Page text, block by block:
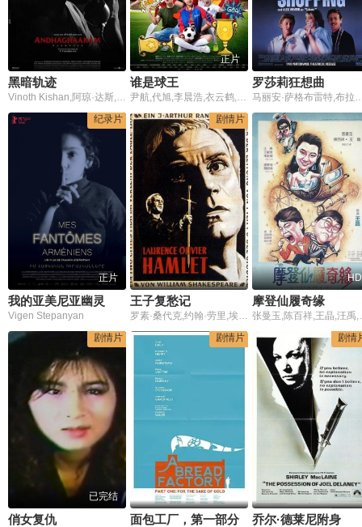
黑暗轨迹
Vinoth Kishan,阿琼·达斯,普嘉·拉玛钱德兰,Kumar Natarajan,Misha Ghoshal,Jeeva Ravi,Rail Ravi,Mahendra Mullath,Arul Vincent,Vijithan,Pradeep Kalipurayath,Manoj Mullath
正片
谁是球王
尹航,代旭,李晨浩,衣云鹤,张隽溢,白金泊,白一弘,解至腾,张斌,韩乔生,贺炜,朱晓雨,王楠,刘嘉远,李铁,杨晨,李毅,邵佳一,符宾,翁晓萌
罗莎莉狂想曲
马丽安·萨格布雷特,布拉德·戴维斯,
纪录片
正片
我的亚美尼亚幽灵
Vigen Stepanyan
剧情片
王子复愁记
罗素·桑代克,约翰·劳里,埃斯蒙德·奈特,托尼·塔弗,劳伦斯·奥利弗,泰伦斯·摩根,克里斯托弗·李,帕特里克·特罗,斯坦利·霍洛威,艾琳·赫利,诺曼·伍德兰,费利克斯·艾尔默,简·西蒙斯,巴兹尔·悉尼,尼尔·麦吉尼斯,哈考特·威廉姆斯,安东尼·奎尔
HD
摩登仙履奇缘
张曼
剧情片
已完结
俏女复仇
剧情片
面包工厂，第一部分
剧情
乔尔·德莱尼附身